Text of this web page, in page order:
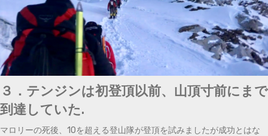
３．テンジンは初登頂以前、山頂寸前にまで
到達していた.
マロリーの死後、10を超える登山隊が登頂を試みましたが成功とはな